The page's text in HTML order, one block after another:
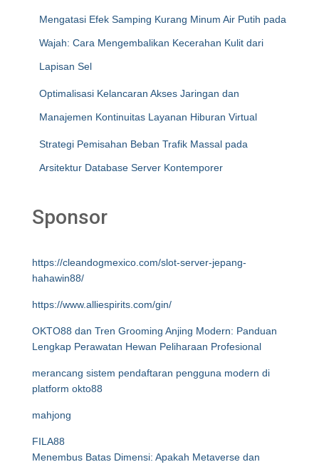
Mengatasi Efek Samping Kurang Minum Air Putih pada
Wajah: Cara Mengembalikan Kecerahan Kulit dari
Lapisan Sel
Optimalisasi Kelancaran Akses Jaringan dan
Manajemen Kontinuitas Layanan Hiburan Virtual
Strategi Pemisahan Beban Trafik Massal pada
Arsitektur Database Server Kontemporer
Sponsor
https://cleandogmexico.com/slot-server-jepang-
hahawin88/
https://www.alliespirits.com/gin/
OKTO88 dan Tren Grooming Anjing Modern: Panduan
Lengkap Perawatan Hewan Peliharaan Profesional
merancang sistem pendaftaran pengguna modern di
platform okto88
mahjong
FILA88
Menembus Batas Dimensi: Apakah Metaverse dan